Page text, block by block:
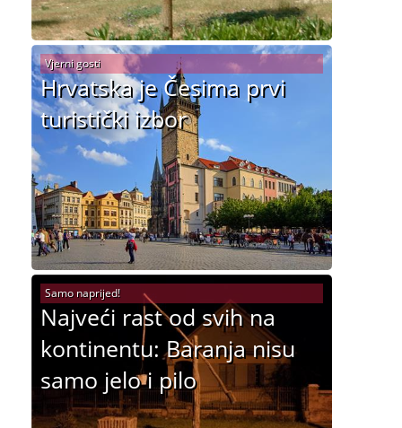
Hrvatska je Česima prvi
turistički izbor
Vjerni gosti
Najveći rast od svih na
kontinentu: Baranja nisu
samo jelo i pilo
Samo naprijed!